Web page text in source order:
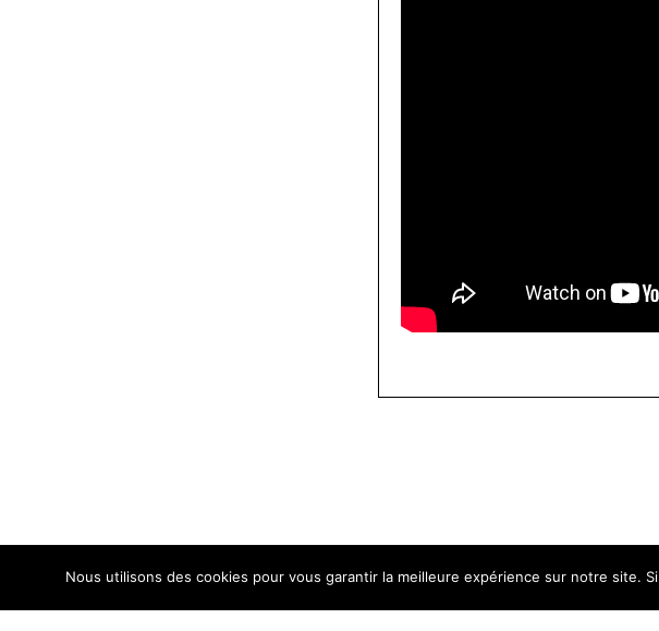
Nous utilisons des cookies pour vous garantir la meilleure expérience sur notre site.